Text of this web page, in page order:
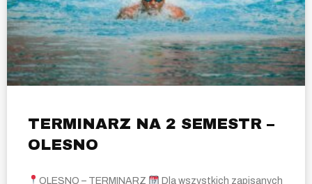
TERMINARZ NA 2 SEMESTR –
OLESNO
OLESNO – TERMINARZ Dla wszystkich zapisanych